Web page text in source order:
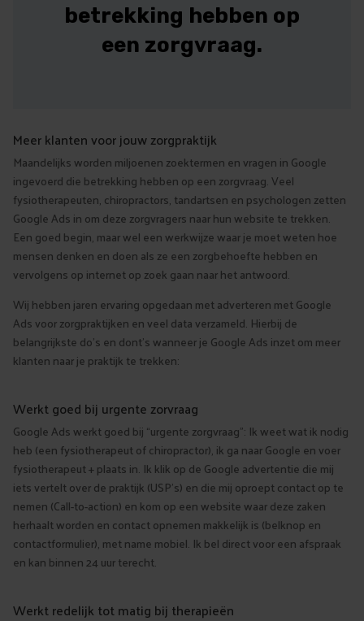
betrekking hebben op
een zorgvraag.
Meer klanten voor jouw zorgpraktijk
Maandelijks worden miljoenen zoektermen en vragen in Google
ingevoerd die betrekking hebben op een zorgvraag. Veel
fysiotherapeuten, chiropractors, tandartsen en psychologen zetten
Google Ads in om deze zorgvragers naar hun website te trekken.
Een goed begin, maar wel een werkwijze waar je moet weten hoe
mensen denken en doen als ze een zorgbehoefte hebben en
vervolgens op internet op zoek gaan naar het antwoord.
Wij hebben jaren ervaring opgedaan met adverteren met Google
Ads voor zorgpraktijken en veel data verzameld. Hierbij de
belangrijkste do’s en dont’s wanneer je Google Ads inzet om meer
klanten naar je praktijk te trekken:
Werkt goed bij urgente zorvraag
Google Ads werkt goed bij “urgente zorgvraag”: Ik weet wat ik nodig
heb (een fysiotherapeut of chiropractor), ik ga naar Google en voer
fysiotherapeut + plaats in. Ik klik op de Google advertentie die mij
iets vertelt over de praktijk (USP’s) en die mij oproept contact op te
nemen (Call-to-action) en kom op een website waar deze zaken
herhaalt worden en contact opnemen makkelijk is (belknop en
contactformulier), met name mobiel. Ik bel direct voor een afspraak
en kan binnen 24 uur terecht.
Werkt redelijk tot matig bij therapieën